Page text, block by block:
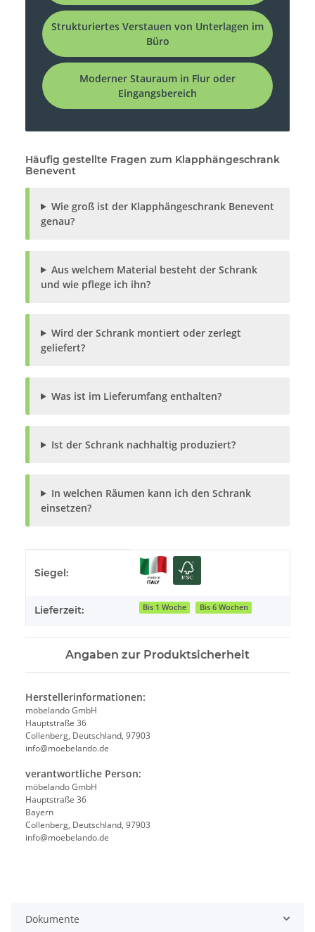
Strukturiertes Verstauen von Unterlagen im
Büro
Moderner Stauraum in Flur oder
Eingangsbereich
Häufig gestellte Fragen zum Klapphängeschrank
Benevent
Wie groß ist der Klapphängeschrank Benevent
genau?
Aus welchem Material besteht der Schrank
und wie pflege ich ihn?
Wird der Schrank montiert oder zerlegt
geliefert?
Was ist im Lieferumfang enthalten?
Ist der Schrank nachhaltig produziert?
In welchen Räumen kann ich den Schrank
einsetzen?
Siegel:
Lieferzeit: Bis 1 Woche Bis 6 Wochen
Angaben zur Produktsicherheit
Herstellerinformationen:
möbelando GmbH
Hauptstraße 36
Collenberg, Deutschland, 97903
info@moebelando.de
verantwortliche Person:
möbelando GmbH
Hauptstraße 36
Bayern
Collenberg, Deutschland, 97903
info@moebelando.de
Dokumente